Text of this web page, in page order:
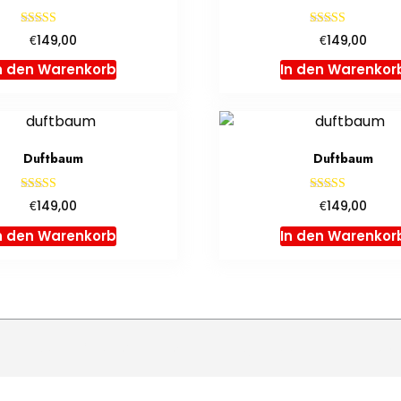
Bewertet mit
5.00
von 5
€149,00
den Warenkorb
Bewertet mit
5.00
von 5
€149,00
In den
Duftbaum
Bewertet mit
5.00
von 5
€149,00
den Warenkorb
Duftbaum
Bewertet mit
5.00
von 5
€149,00
In den